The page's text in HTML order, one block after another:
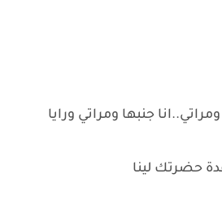
جنبها ومراتي ورايا
حضرتك لينا